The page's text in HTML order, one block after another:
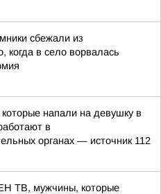
сбежали из
когда в село ворвалась
напали на девушку в
в
органах — источник 112
ТВ, мужчины, которые